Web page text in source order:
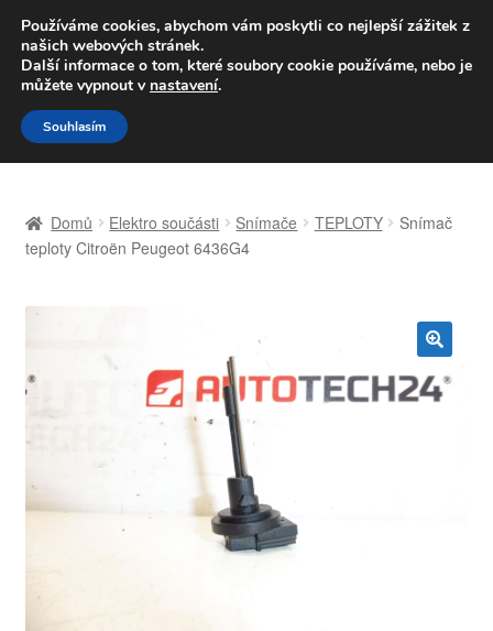
DOPRAVA od 139,-Kč
Volejte po-pá 9-16 704 494 494
Přeskočit
na
navigaci
Přejít
k
obsahu
Celosvětová doprava
Košík
Domů Elektro součásti Snímače TEPLOTY
Snímač
teploty Citroën Peugeot 6436G4
🔍
Používáme cookies, abychom vám poskytli co nejlepší zážitek z
našich webových stránek.
Další informace o tom, které soubory cookie používáme, nebo je
můžete vypnout v nastavení.
Souhlasím